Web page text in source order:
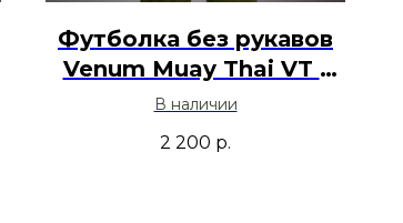
Футболка без рукавов
Venum Muay Thai VT -
Черный
В наличии
2 200 р.